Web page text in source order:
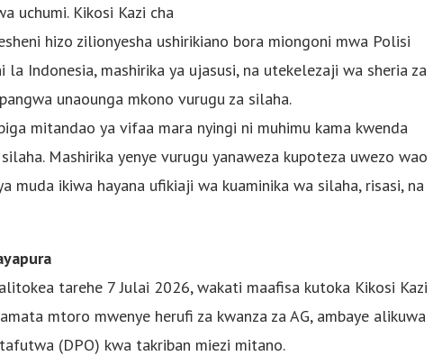
uchumi. Kikosi Kazi cha
hizo zilionyesha ushirikiano bora miongoni mwa Polisi
Indonesia, mashirika ya ujasusi, na utekelezaji wa sheria za
unaounga mkono vurugu za silaha.
mitandao ya vifaa mara nyingi ni muhimu kama kwenda
Mashirika yenye vurugu yanaweza kupoteza uwezo wao
muda ikiwa hayana ufikiaji wa kuaminika wa silaha, risasi, na
tarehe 7 Julai 2026, wakati maafisa kutoka Kikosi Kazi
mtoro mwenye herufi za kwanza za AG, ambaye alikuwa
(DPO) kwa takriban miezi mitano.